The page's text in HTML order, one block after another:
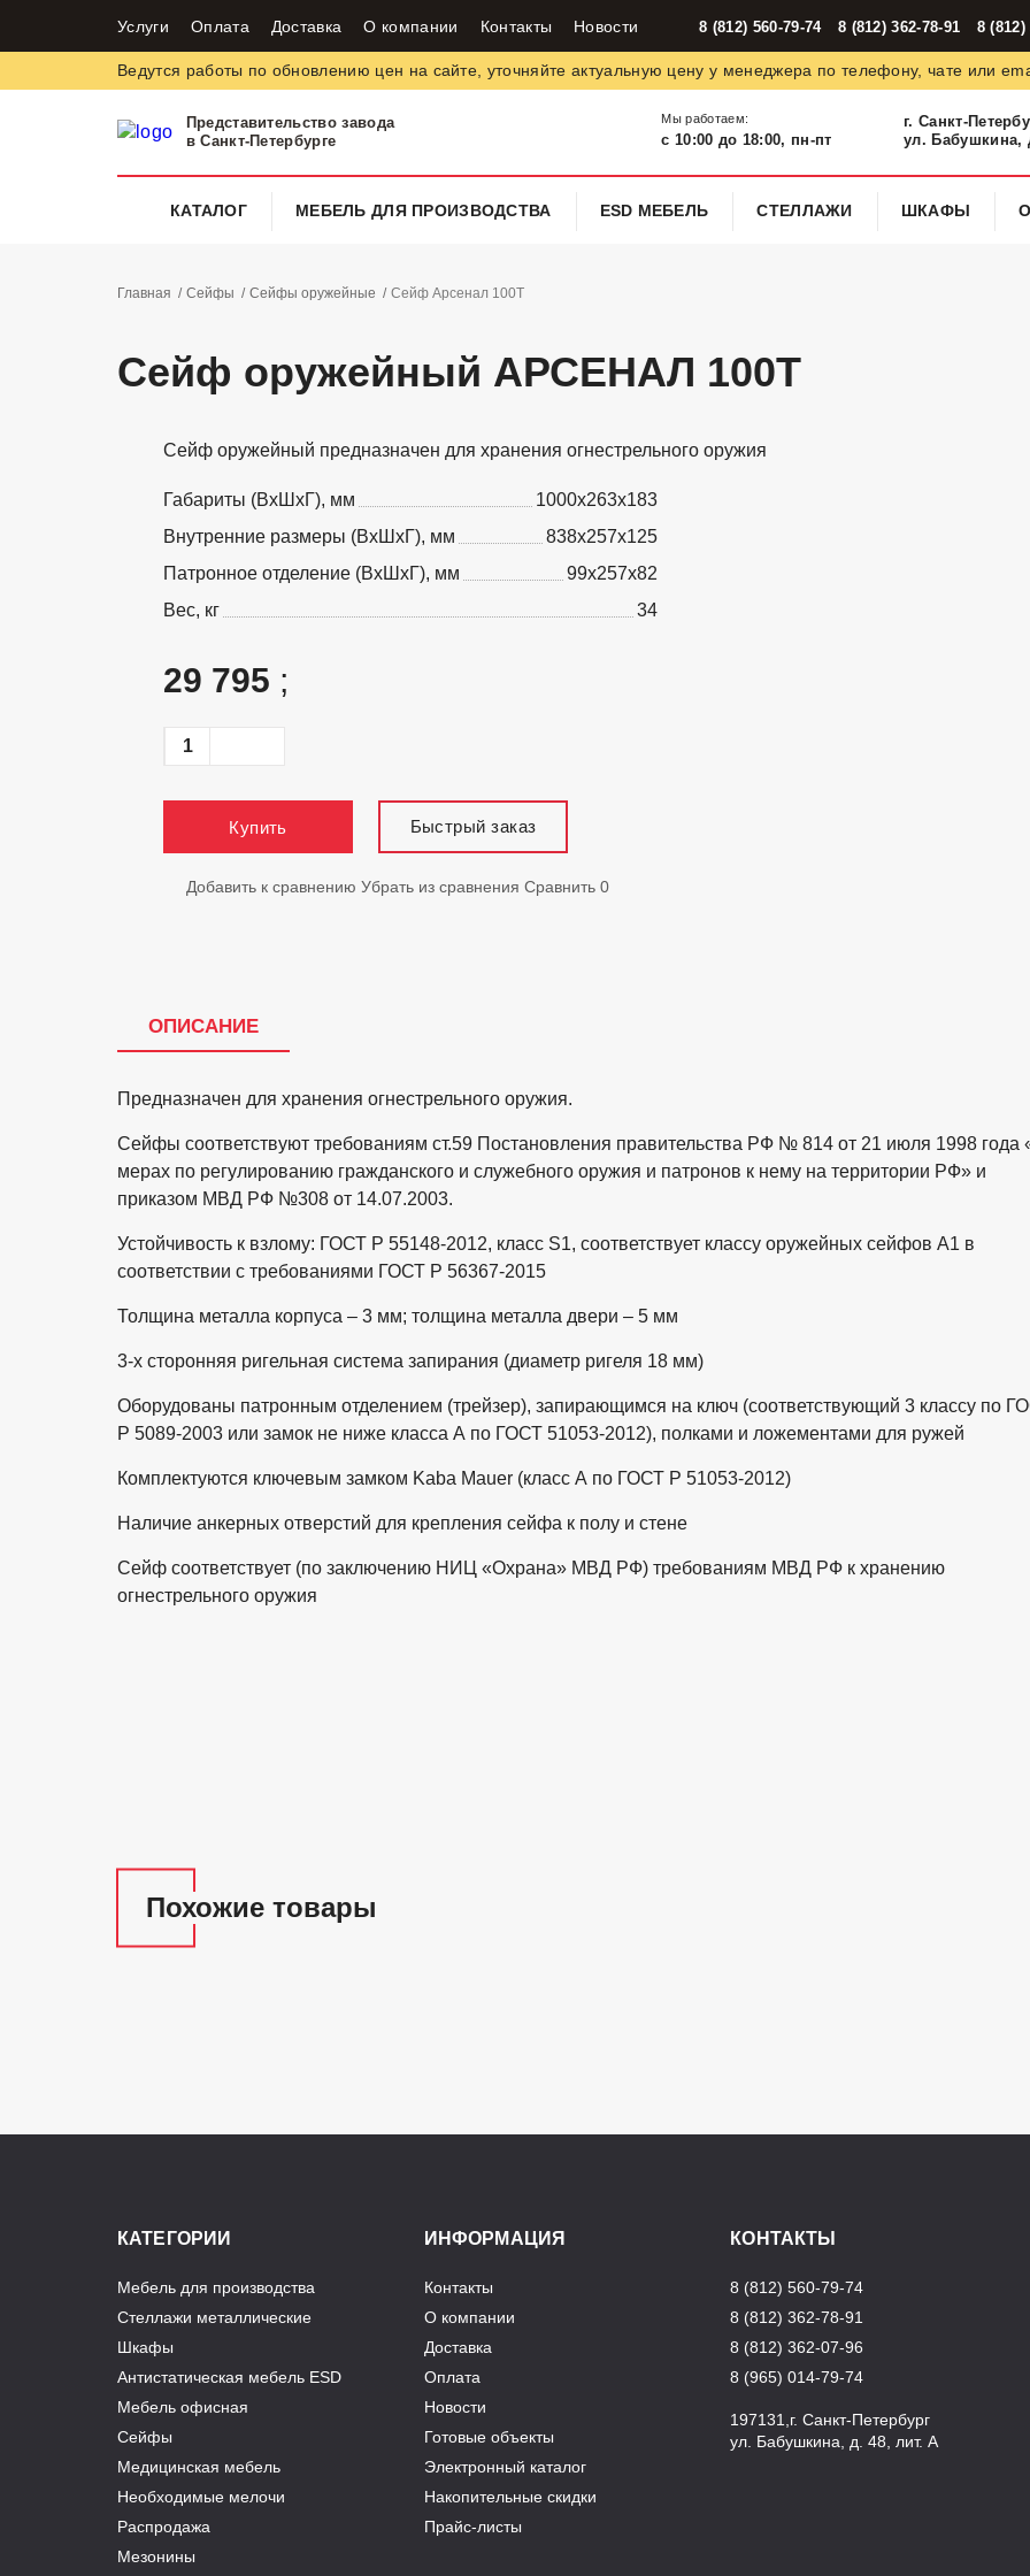
Услуги Оплата Доставка О компании Контакты Новости 8 (812) 560-79-74 8 (812) 362-78-91 8 (812)
Ведутся работы по обновлению цен на сайте, уточняйте актуальную цену у менеджера по телефону, чате или
Представительство завода
в Санкт-Петербурге
Мы работаем:
с 10:00 до 18:00, пн-пт
г. Санкт-
ул. Бабушкина,
КАТАЛОГ МЕБЕЛЬ ДЛЯ ПРОИЗВОДСТВА ESD МЕБЕЛЬ СТЕЛЛАЖИ ШКАФЫ
Главная Сейфы Сейфы оружейные Сейф Арсенал 100T
Сейф оружейный АРСЕНАЛ 100Т
Сейф оружейный предназначен для хранения огнестрельного оружия
Габариты (ВхШхГ), мм
1000x263x183
Внутренние размеры (ВхШхГ), мм
838x257x125
Патронное отделение (ВхШхГ), мм
99x257x82
Вес, кг
34
29 795 ;
Купить Быстрый заказ
Добавить к сравнению Убрать из сравнения Сравнить 0
ОПИСАНИЕ
Предназначен для хранения огнестрельного оружия.
Сейфы соответствуют требованиям ст.59 Постановления правительства РФ № 814 от 21 июля 1998 года
мерах по регулированию гражданского и служебного оружия и патронов к нему на территории РФ» и
приказом МВД РФ №308 от 14.07.2003.
Устойчивость к взлому: ГОСТ Р 55148-2012, класс S1, соответствует классу оружейных сейфов А1 в
соответствии с требованиями ГОСТ Р 56367-2015
Толщина металла корпуса – 3 мм; толщина металла двери – 5 мм
3-х сторонняя ригельная система запирания (диаметр ригеля 18 мм)
Оборудованы патронным отделением (трейзер), запирающимся на ключ (соответствующий 3 классу по
Р 5089-2003 или замок не ниже класса А по ГОСТ 51053-2012), полками и ложементами для ружей
Комплектуются ключевым замком Kaba Mauer (класс А по ГОСТ Р 51053-2012)
Наличие анкерных отверстий для крепления сейфа к полу и стене
Cейф соответствует (по заключению НИЦ «Охрана» МВД РФ) требованиям МВД РФ к хранению
огнестрельного оружия
Похожие товары
КАТЕГОРИИ
Мебель для производства
Стеллажи металлические
Шкафы
Антистатическая мебель ESD
Мебель офисная
Сейфы
Медицинская мебель
Необходимые мелочи
Распродажа
Мезонины
ИНФОРМАЦИЯ
Контакты
О компании
Доставка
Оплата
Новости
Готовые объекты
Электронный каталог
Накопительные скидки
Прайс-листы
КОНТАКТЫ
8 (812) 560-79-74
8 (812) 362-78-91
8 (812) 362-07-96
8 (965) 014-79-74
197131,г. Санкт-Петербург
ул. Бабушкина, д. 48, лит. А